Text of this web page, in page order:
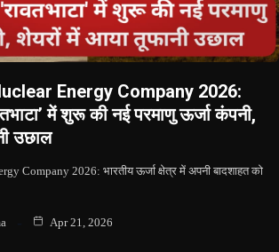
Energy Company 2026:
में शुरू की नई परमाणु ऊर्जा कंपनी,
उछाल
Company 2026: भारतीय ऊर्जा क्षेत्र में अपनी बादशाहत को
Apr 21, 2026